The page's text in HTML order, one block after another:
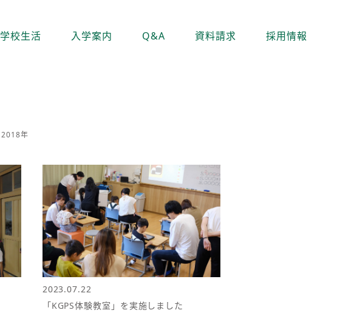
学校生活 入学案内 Q&A 資料請求 採用情報
2018年
2023.07.22
「KGPS体験教室」を実施しました